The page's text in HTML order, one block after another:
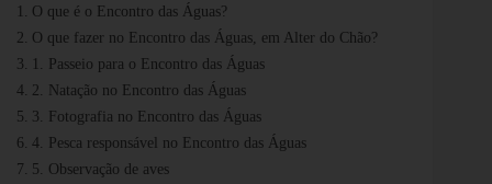
O que é o Encontro das Águas?
O que fazer no Encontro das Águas, em Alter do Chão?
1. Passeio para o Encontro das Águas
2. Natação no Encontro das Águas
3. Fotografia no Encontro das Águas
4. Pesca responsável no Encontro das Águas
5. Observação de aves